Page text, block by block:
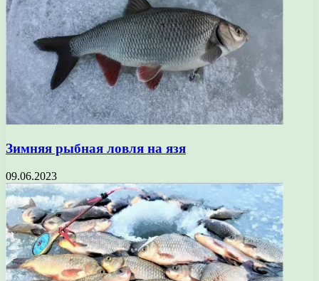
Зимняя рыбная ловля на язя
09.06.2023